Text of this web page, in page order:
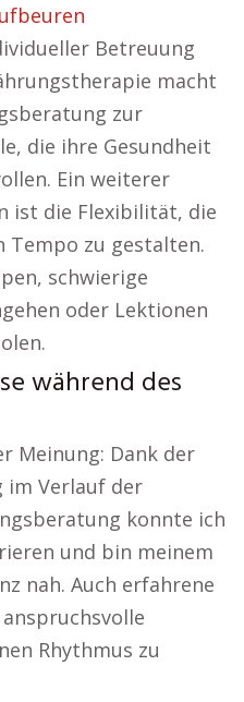
Betreuung
macht
zur
die ihre Gesundheit
Ein weiterer
ist die Flexibilität, die
Tempo zu gestalten.
schwierige
oder Lektionen
während des
Meinung: Dank der
im Verlauf der
konnte ich
und bin meinem
nah. Auch erfahrene
Rhythmus zu